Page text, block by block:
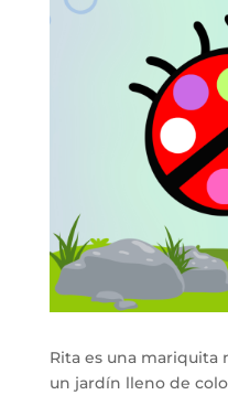
Rita es una mariquita
un jardín lleno de